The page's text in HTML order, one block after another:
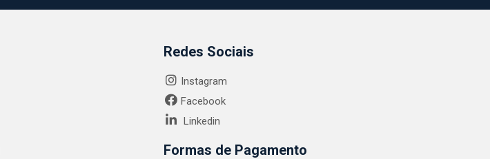
Redes Sociais
Instagram
Facebook
Linkedin
Formas de Pagamento